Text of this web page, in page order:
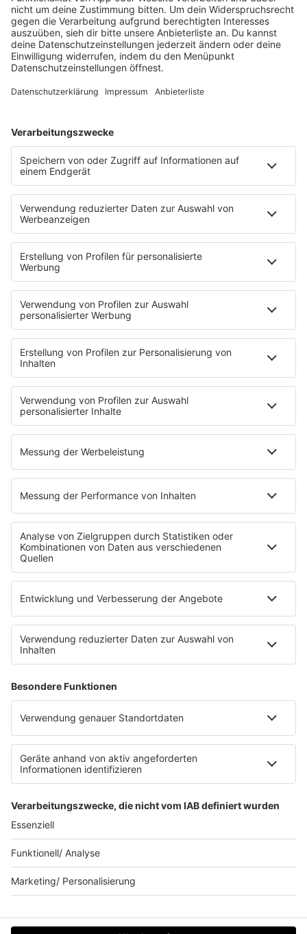
barba radio
Lagerfeuer
Füße hoch
Schmusekatze
Song Contest
Mädelsabend
Ich hasse Sport
Sonntag Morgen
Strandbar
Putzfimmel
Deutschpop
Deutsche Liebeslieder
PODCASTS
Mit den Waffeln einer Frau
Frühstück bei Barbara
Brave & One
NotAufnahme
"Bewerbung und Karriere"
Aber bitte mit Schlager
Erdbeerkäse
Fitness mit M.A.R.K
Glück in Worten
Todesursache
Niemand muss ein Promi sein
PROGRAMM
Mit den Waffeln einer Frau
SERVICE
Empfang
barba radio App
Impressum
Datenschutz Facebook & Instagram
Datenschutzeinstellungen
Clubbedingungen
Werbung schalten
Waffel-Werbepartner
80s80s.de
90s90s.de
Schlagerplanetradio.com
1deutsch.de
WEIHNACHTSMUSIK.FM
© barba radio. Ein Baby von Barbara Schöneberger und
REGIOCAST.